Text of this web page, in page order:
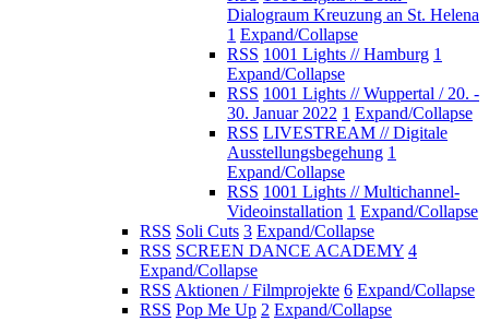
Dialograum Kreuzung an St. Helena
1 Expand/Collapse
RSS 1001 Lights // Hamburg 1
Expand/Collapse
RSS 1001 Lights // Wuppertal / 20. -
30. Januar 2022 1 Expand/Collapse
RSS LIVESTREAM // Digitale
Ausstellungsbegehung 1
Expand/Collapse
RSS 1001 Lights // Multichannel-
Videoinstallation 1 Expand/Collapse
RSS Soli Cuts 3 Expand/Collapse
RSS SCREEN DANCE ACADEMY 4
Expand/Collapse
RSS Aktionen / Filmprojekte 6 Expand/Collapse
RSS Pop Me Up 2 Expand/Collapse